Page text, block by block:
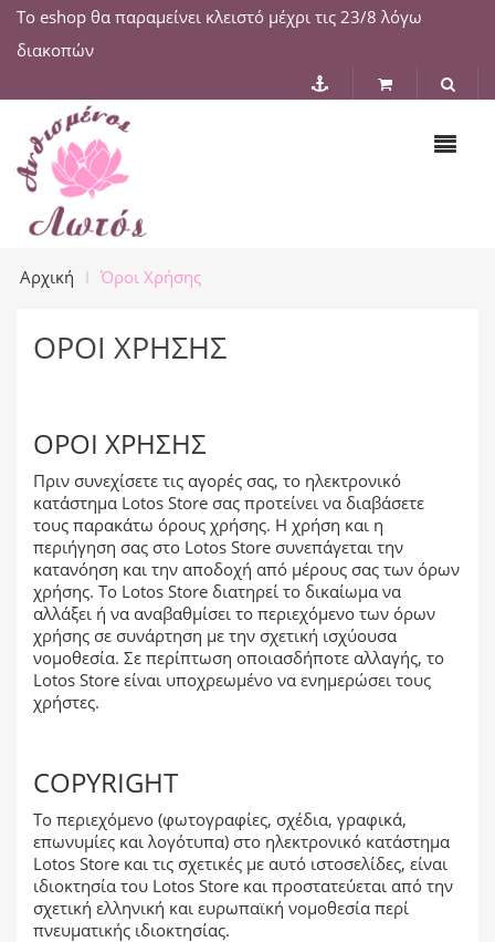
Το eshop θα παραμείνει κλειστό μέχρι τις 23/8 λόγω
διακοπών
Αρχική Όροι Χρήσης
ΌΡΟΙ ΧΡΉΣΗΣ
ΌΡΟΙ ΧΡΉΣΗΣ
Πριν συνεχίσετε τις αγορές σας, το ηλεκτρονικό
κατάστημα Lotos Store σας προτείνει να διαβάσετε
τους παρακάτω όρους χρήσης. Η χρήση και η
περιήγηση σας στο Lotos Store συνεπάγεται την
κατανόηση και την αποδοχή από μέρους σας των όρων
χρήσης. Το Lotos Store διατηρεί το δικαίωμα να
αλλάξει ή να αναβαθμίσει το περιεχόμενο των όρων
χρήσης σε συνάρτηση με την σχετική ισχύουσα
νομοθεσία. Σε περίπτωση οποιασδήποτε αλλαγής, το
Lotos Store είναι υποχρεωμένο να ενημερώσει τους
χρήστες.
COPYRIGHT
Το περιεχόμενο (φωτογραφίες, σχέδια, γραφικά,
επωνυμίες και λογότυπα) στο ηλεκτρονικό κατάστημα
Lotos Store και τις σχετικές με αυτό ιστοσελίδες, είναι
ιδιοκτησία του Lotos Store και προστατεύεται από την
σχετική ελληνική και ευρωπαϊκή νομοθεσία περί
πνευματικής ιδιοκτησίας.